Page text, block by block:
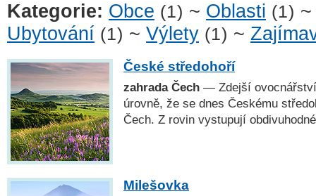
Kategorie: Obce (1) ~ Oblasti (1)
Ubytování (1) ~ Výlety (1) ~
České středohoří
zahrada Čech — Zdejší
úrovně, že se dnes Českému
Čech. Z rovin vystupují
Milešovka